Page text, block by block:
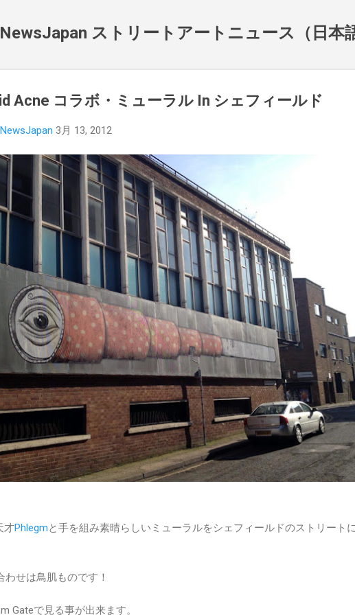
ストリートアートニュース（日本
Acne コラボ・ミューラル In シェフィールド
3月 13, 2012
才Phlegmと手を組み素晴らしいミューラルをシェフィールドのストリート
わせは鳥肌ものです！
Gateで見る事が出来ます。